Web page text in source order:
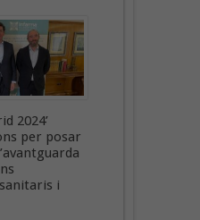
2024’
per posar
i